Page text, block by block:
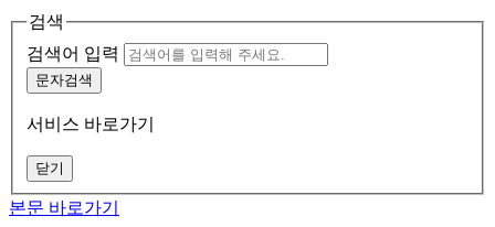
검색
검색어 입력
문자검색
서비스 바로가기
닫기
본문 바로가기